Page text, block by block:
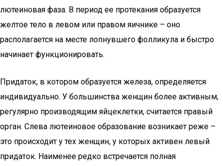
лютеиновая фаза. В период ее протекания образуется
желтое тело в левом или правом яичнике – оно
располагается на месте лопнувшего фолликула и быстро
начинает функционировать.
Придаток, в котором образуется железа, определяется
индивидуально. У большинства женщин более активным,
регулярно производящим яйцеклетки, считается правый
орган. Слева лютеиновое образование возникает реже –
это происходит у тех женщин, у которых активен левый
придаток. Наименее редко встречается полная